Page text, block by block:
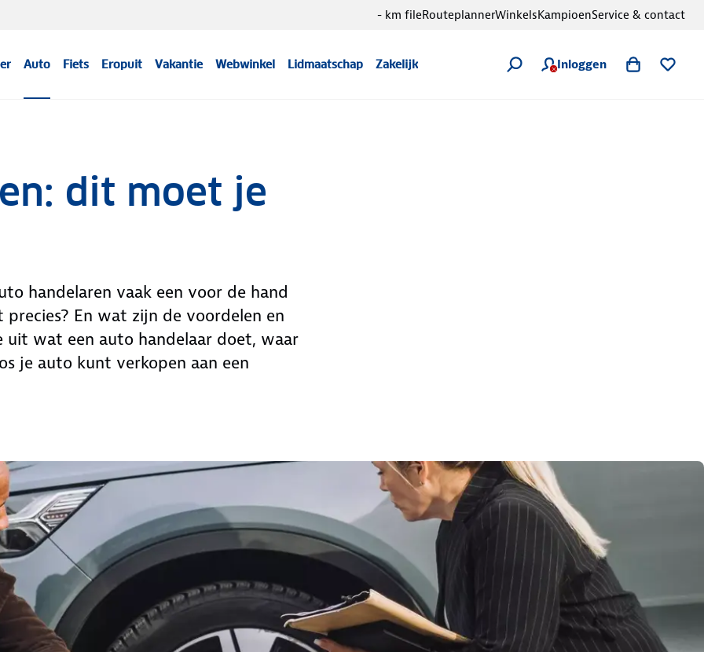
Auto Fiets Eropuit Vakantie Webwinkel Lidmaatschap Zakelijk Inloggen
- km fileRouteplannerWinkelsKampioenService & contact
dit moet je
handelaren vaak een voor de hand
En wat zijn de voordelen en
wat een auto handelaar doet, waar
je auto kunt verkopen aan een